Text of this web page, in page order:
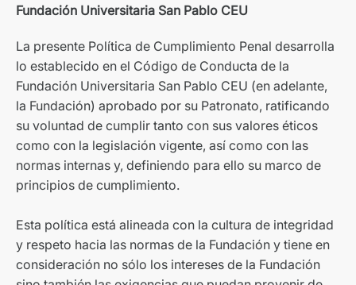
Fundación Universitaria San Pablo CEU
La presente Política de Cumplimiento Penal desarrolla
lo establecido en el Código de Conducta de la
Fundación Universitaria San Pablo CEU (en adelante,
la Fundación) aprobado por su Patronato, ratificando
su voluntad de cumplir tanto con sus valores éticos
como con la legislación vigente, así como con las
normas internas y, definiendo para ello su marco de
principios de cumplimiento.
Esta política está alineada con la cultura de integridad
y respeto hacia las normas de la Fundación y tiene en
consideración no sólo los intereses de la Fundación